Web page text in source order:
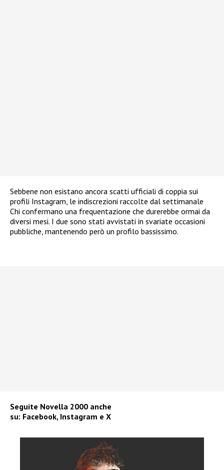
Sebbene non esistano ancora scatti ufficiali di coppia sui
profili Instagram, le indiscrezioni raccolte dal settimanale
Chi confermano una frequentazione che durerebbe ormai da
diversi mesi. I due sono stati avvistati in svariate occasioni
pubbliche, mantenendo però un profilo bassissimo.
Seguite Novella 2000 anche
su: Facebook, Instagram e X